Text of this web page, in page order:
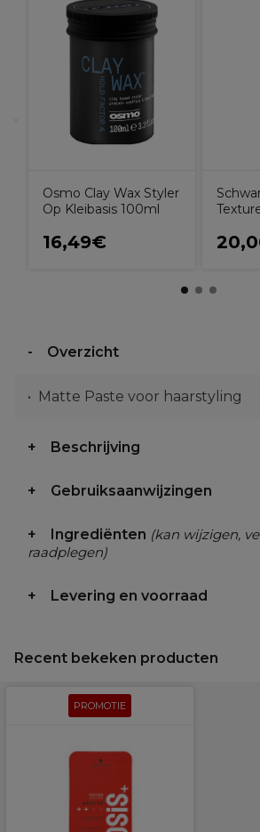
Osmo Clay Wax Styler
Op Kleibasis 100ml
16,49€
Overzicht
Matte Paste voor haarstyling
Beschrijving
Gebruiksaanwijzingen
Ingrediënten (kan wijzigen,
raadplegen)
Levering en voorraad
Recent bekeken producten
PROMOTIE